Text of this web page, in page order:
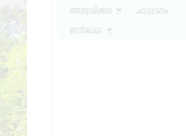
അരുവിക്കര ചുറ്റുവട്ടം
ഇൻഫോ